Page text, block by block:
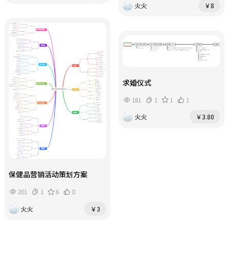
火火
￥8
保健品营销活动策划方案
201 1 6
0
火火
￥3
求婚仪式
181 1 1
1
火火
￥3.80